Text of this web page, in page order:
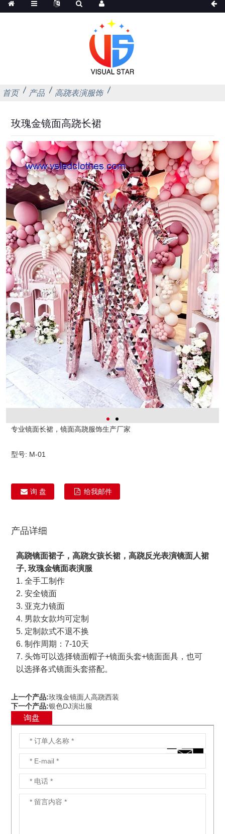
首页 产品 高跷表演服饰
玫瑰金镜面高跷长裙
专业镜面长裙，镜面高跷服饰生产厂家
型号: M-01
询 盘 给我邮件
产品详细
高跷镜面裙子，高跷女孩长裙，高跷反光表演镜面人裙
子, 玫瑰金镜面表演服
1. 全手工制作
2. 安全镜面
3. 亚克力镜面
4. 男款女款均可定制
5. 定制款式不退不换
6. 制作周期：7-10天
7. 头饰可以选择镜面帽子+镜面头套+镜面面具，也可
以选择各式镜面头套搭配。
上一个产品:玫瑰金镜面人高跷西装
下一个产品:银色DJ演出服
询盘